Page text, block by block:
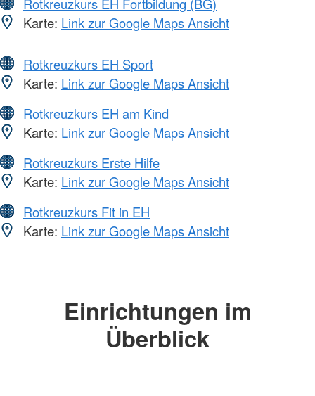
Karte: Link zur Google Maps Ansicht
Rotkreuzkurs EH Sport
Karte: Link zur Google Maps Ansicht
Rotkreuzkurs EH am Kind
Karte: Link zur Google Maps Ansicht
Rotkreuzkurs Erste Hilfe
Karte: Link zur Google Maps Ansicht
Rotkreuzkurs Fit in EH
Karte: Link zur Google Maps Ansicht
Einrichtungen im
Überblick